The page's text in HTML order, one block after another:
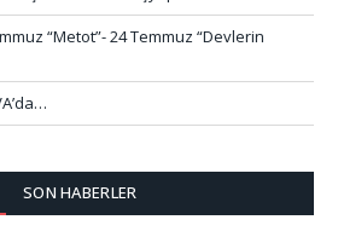
“Metot”- 24 Temmuz “Devlerin
SON HABERLER